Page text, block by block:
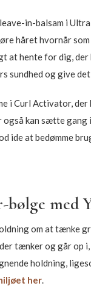
in-balsam i
håret hvornår
at hente for dig,
sundhed og give
i Curl Activator,
kan sætte
ide at bedømme
med
om at tænke
tænker og går op
holdning,
her.